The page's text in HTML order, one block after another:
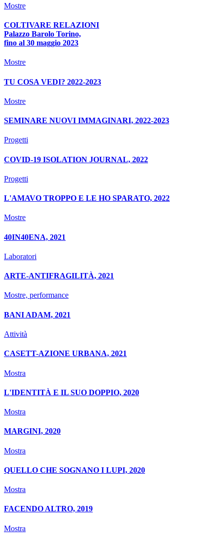
Mostre
COLTIVARE RELAZIONI
Palazzo Barolo Torino,
fino al 30 maggio 2023
Mostre
TU COSA VEDI? 2022-2023
Mostre
SEMINARE NUOVI IMMAGINARI, 2022-2023
Progetti
COVID-19 ISOLATION JOURNAL, 2022
Progetti
L'AMAVO TROPPO E LE HO SPARATO, 2022
Mostre
40IN40ENA, 2021
Laboratori
ARTE-ANTIFRAGILITÀ, 2021
Mostre, performance
BANI ADAM, 2021
Attività
CASETT-AZIONE URBANA, 2021
Mostra
L'IDENTITÀ E IL SUO DOPPIO, 2020
Mostra
MARGINI, 2020
Mostra
QUELLO CHE SOGNANO I LUPI, 2020
Mostra
FACENDO ALTRO, 2019
Mostra